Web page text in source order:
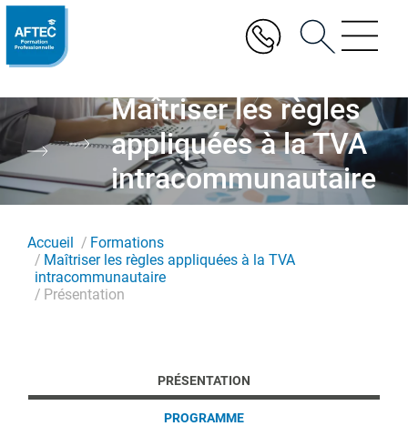
Aller
au
contenu
Maîtriser les règles
appliquées à la TVA
intracommunautaire
Accueil
Formations
Maîtriser les règles appliquées à la TVA
intracommunautaire
Présentation
PRÉSENTATION
PROGRAMME